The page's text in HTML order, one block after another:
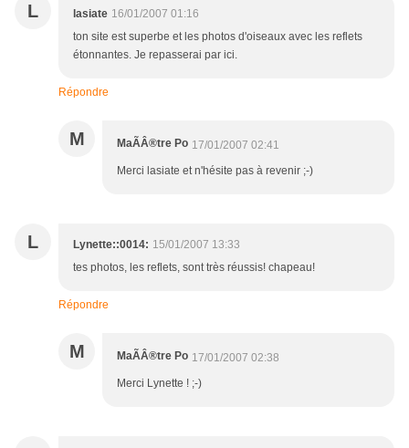
L lasiate 16/01/2007 01:16
ton site est superbe et les photos d'oiseaux avec les reflets
étonnantes. Je repasserai par ici.
Répondre
M MaÃÂ®tre Po 17/01/2007 02:41
Merci lasiate et n'hésite pas à revenir ;-)
L Lynette::0014: 15/01/2007 13:33
tes photos, les reflets, sont très réussis! chapeau!
Répondre
M MaÃÂ®tre Po 17/01/2007 02:38
Merci Lynette ! ;-)